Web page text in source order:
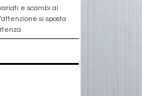
e scambi ai
si sposta